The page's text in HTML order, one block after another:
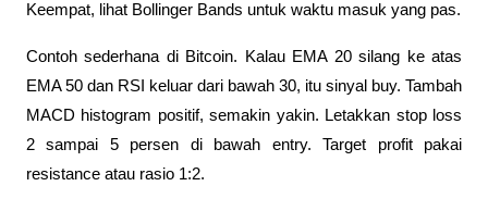
Keempat, lihat Bollinger Bands untuk waktu masuk yang pas.
Contoh sederhana di Bitcoin. Kalau EMA 20 silang ke atas
EMA 50 dan RSI keluar dari bawah 30, itu sinyal buy. Tambah
MACD histogram positif, semakin yakin. Letakkan stop loss
2 sampai 5 persen di bawah entry. Target profit pakai
resistance atau rasio 1:2.